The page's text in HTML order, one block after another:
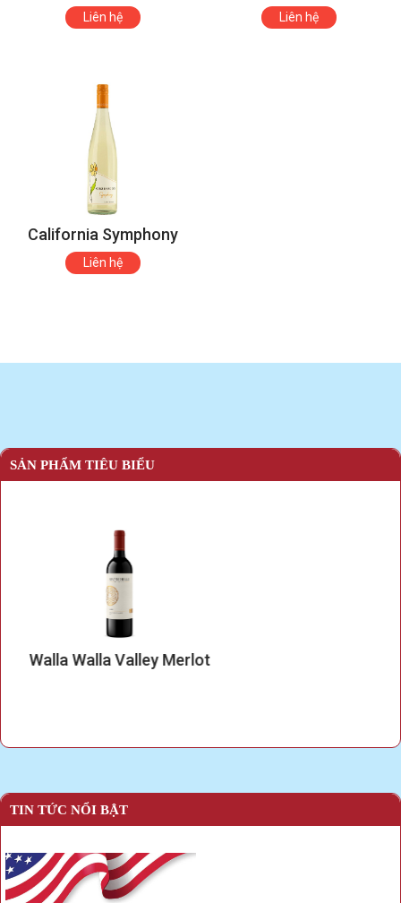
Liên hệ Liên hệ
California Symphony
Liên hệ
SẢN PHẨM TIÊU BIỂU
Walla Walla Valley Merlot
TIN TỨC NỔI BẬT